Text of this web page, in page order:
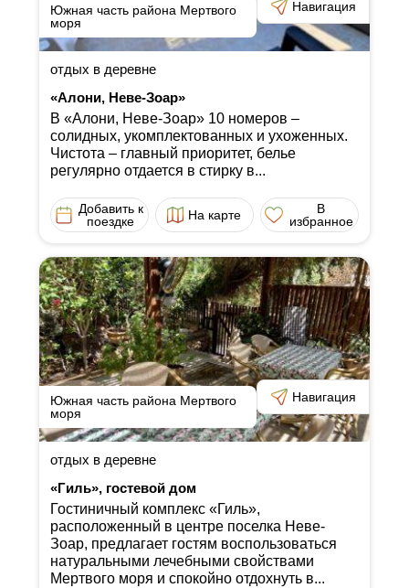
Южная часть района Мертвого
моря
Навигация
отдых в деревне
«Алони, Неве-Зоар»
В «Алони, Неве-Зоар» 10 номеров ‒
солидных, укомплектованных и ухоженных.
Чистота ‒ главный приоритет, белье
регулярно отдается в стирку в...
Добавить к
поездке
На карте
В
избранное
Южная часть района Мертвого
моря
Навигация
отдых в деревне
«Гиль», гостевой дом
Гостиничный комплекс «Гиль»,
расположенный в центре поселка Неве-
Зоар, предлагает гостям воспользоваться
натуральными лечебными свойствами
Мертвого моря и спокойно отдохнуть в...